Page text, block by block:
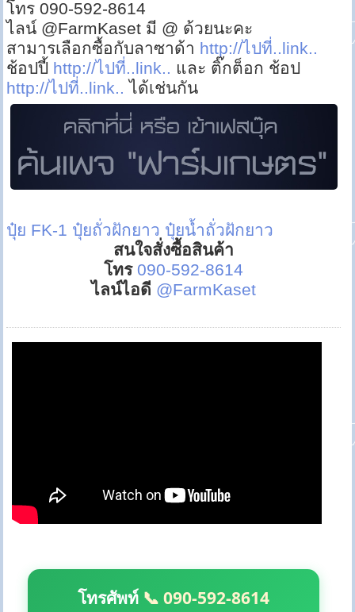
โทร 090-592-8614
ไลน์ @FarmKaset มี @ ด้วยนะคะ
สามารเลือกซื้อกับลาซาด้า http://ไปที่..link..
ช้อปปี้ http://ไปที่..link.. และ ติ๊กต็อก ช้อป
http://ไปที่..link.. ได้เช่นกัน
ปุ๋ย FK-1 ปุ๋ยถั่วฝักยาว ปุ๋ยน้ำถั่วฝักยาว
สนใจสั่งซื้อสินค้า
โทร 090-592-8614
ไลน์ไอดี @FarmKaset
โทรศัพท์ 📞 090-592-8614